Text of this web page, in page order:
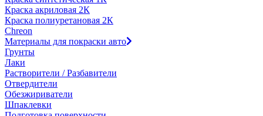
Краска акриловая 2К
Краска полиуретановая 2К
Chreon
Материалы для покраски авто
Грунты
Лаки
Растворители / Разбавители
Отвердители
Обезжириватели
Шпаклевки